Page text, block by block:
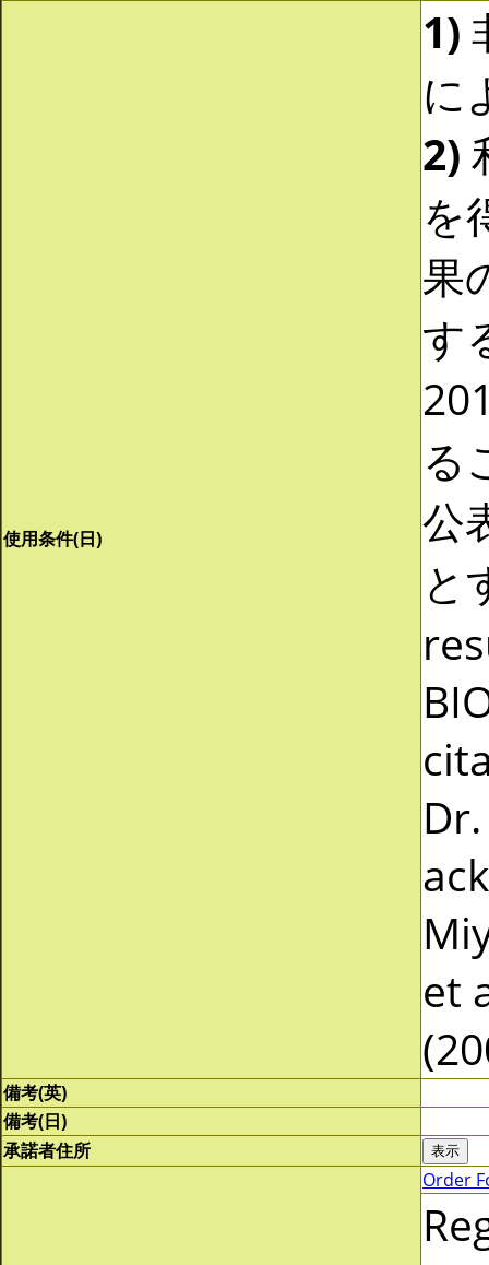
使用条件(日)
1)
に
2)
を
果
す
る
公
と
et
備考(英)
備考(日)
承諾者住所
Order